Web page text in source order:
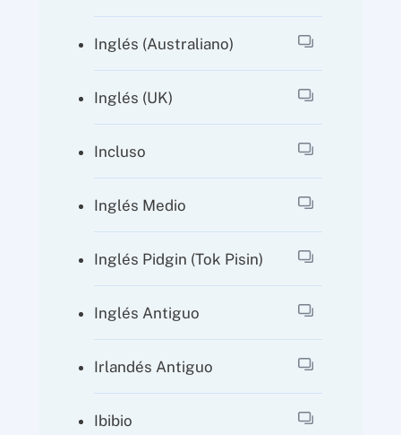
Inglés (australiano)
Inglés (UK)
Incluso
Inglés Medio
Inglés Pidgin (Tok Pisin)
Inglés Antiguo
Irlandés Antiguo
Ibibio